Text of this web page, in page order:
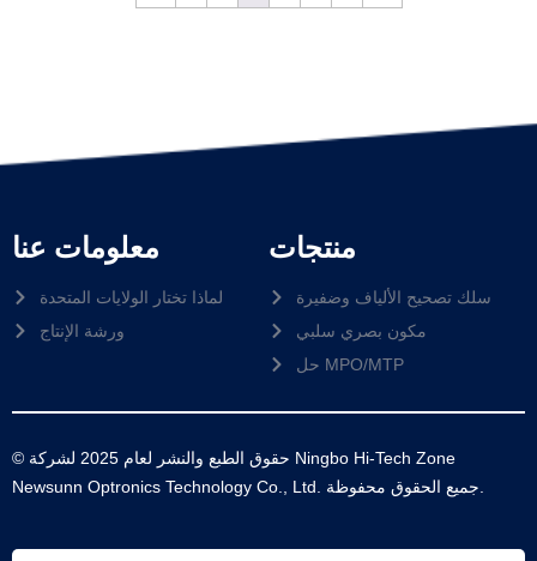
معلومات عنا
لماذا تختار الولايات المتحدة
ورشة الإنتاج
منتجات
سلك تصحيح الألياف وضفيرة
مكون بصري سلبي
حل MPO/MTP
© حقوق الطبع والنشر لعام 2025 لشركة Ningbo Hi-Tech Zone